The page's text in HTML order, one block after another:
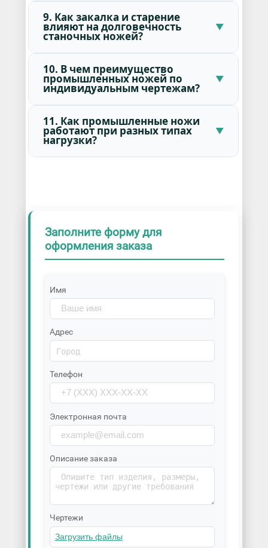
9. Как закалка и старение
влияют на долговечность
станочных ножей?
10. В чем преимущество
промышленных ножей по
индивидуальным чертежам?
11. Как промышленные ножи
работают при разных типах
нагрузки?
Заполните форму для
оформления заказа
Имя
Адрес
Телефон
Электронная почта
Описание заказа
Чертежи